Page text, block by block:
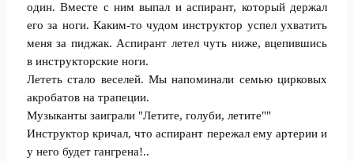
один. Вместе с ним выпал и аспирант, который держал
его за ноги. Каким-то чудом инструктор успел ухватить
меня за пиджак. Аспирант летел чуть ниже, вцепившись
в инструкторские ноги.
Лететь стало веселей. Мы напоминали семью цирковых
акробатов на трапеции.
Музыканты заиграли "Летите, голуби, летите""
Инструктор кричал, что аспирант пережал ему артерии и
у него будет гангрена!..